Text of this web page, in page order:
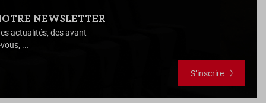
NEWSLETTER
actualités, des avant-
...
S’inscrire